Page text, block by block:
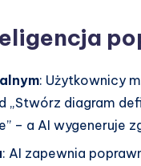
: Użytkownicy
„Stwórz diagram
– a AI wygeneruje
: AI zapewnia